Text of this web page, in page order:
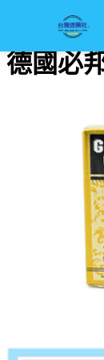
德國必邦怎
德國必